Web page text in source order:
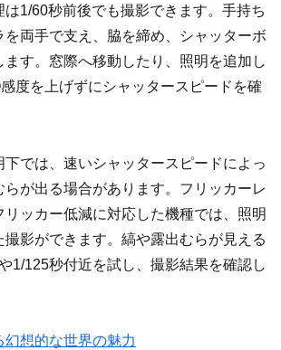
1/60秒前後でも撮影できます。手持ち
を両手で支え、脇を締め、シャッターボ
ます。窓際へ移動したり、照明を追加し
度を上げずにシャッタースピードを確
では、速いシャッタースピードによっ
が出る場合があります。フリッカーレ
リッカー低減に対応した機種では、照明
影ができます。縞や露出むらが見える
1/125秒付近を試し、撮影結果を確認し
想的な世界の魅力